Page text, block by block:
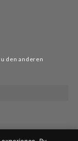
den anderen